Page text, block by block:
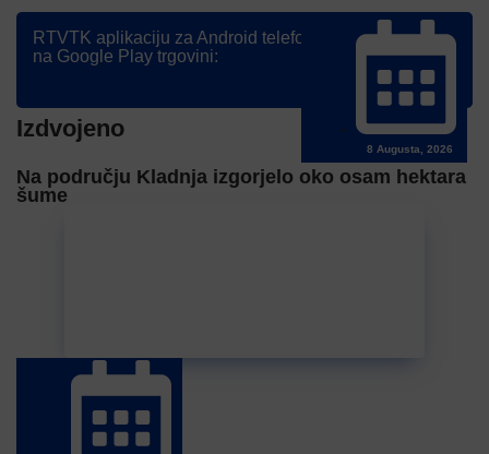
RTVTK aplikaciju za Android telefone možete preuzeti
na Google Play trgovini:
Izdvojeno
8 Augusta, 2026
Na području Kladnja izgorjelo oko osam hektara
šume